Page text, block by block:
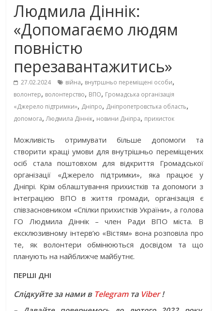
Людмила Діннік:
«Допомагаємо людям
повністю
перезавантажитись»
27.02.2024 війна, внутршньо переміщені особи,
волонтер, волонтерство, ВПО, Громадська організація
«Джерело підтримки», Дніпро, Дніпропетровстька область,
допомога,Людмила Діннік, новини Дніпра, прихисток
Можливість отримувати більше допомоги та
створити кращі умови для внутрішньо переміщених
осіб стала ­поштовхом для відкриття Громадської
організації «Джерело підтримки», яка працює у
Дніпрі. Крім ­облаштування прихистків та допомоги з
інтеграцією ВПО в життя громади, організація є
співзасновником «Спілки ­прихистків України», а голова
ГО Людмила Діннік – член Ради ВПО міста. В
ексклюзивному інтерв’ю «Вістям» вона розповіла про
те, як волонтери обмінюються досвідом та що
планують на найближче майбутнє.
ПЕРШІ ДНІ
Слідкуйте за нами в Telegramта Viber!